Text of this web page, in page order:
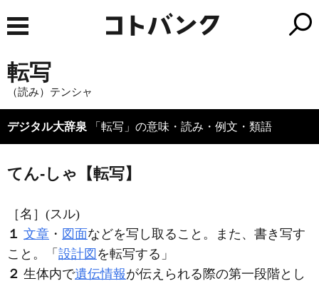
転写
（読み）テンシャ
デジタル大辞泉 「転写」の意味・読み・例文・類語
てん‐しゃ【転写】
［名］ (スル)
１ 文章 ・ 図面などを写し取ること。また、書き写す
こと。「 設計図 を転写する」
２ 生体内で遺伝情報が伝えられる際の第一段階とし